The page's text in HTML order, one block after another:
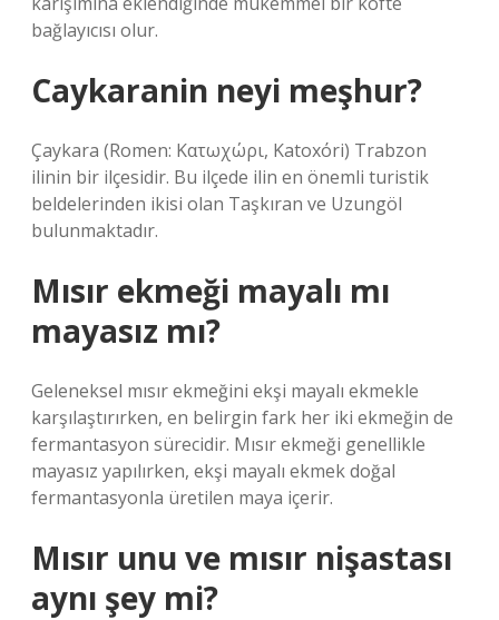
bağlayıcısı olur.
Caykaranin neyi meşhur?
Çaykara (Romen: Κατωχώρι, Katoxόri) Trabzon
ilinin bir ilçesidir. Bu ilçede ilin en önemli turistik
beldelerinden ikisi olan Taşkıran ve Uzungöl
bulunmaktadır.
Mısır ekmeği mayalı mı
mayasız mı?
Geleneksel mısır ekmeğini ekşi mayalı ekmekle
karşılaştırırken, en belirgin fark her iki ekmeğin de
fermantasyon sürecidir. Mısır ekmeği genellikle
mayasız yapılırken, ekşi mayalı ekmek doğal
fermantasyonla üretilen maya içerir.
Mısır unu ve mısır nişastası
aynı şey mi?